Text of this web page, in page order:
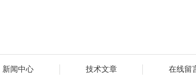
新闻中心 技术文章 在线留